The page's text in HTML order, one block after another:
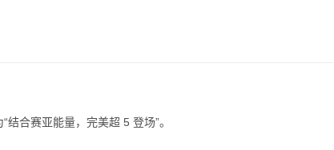
合赛亚能量，完美超 5 登场”。